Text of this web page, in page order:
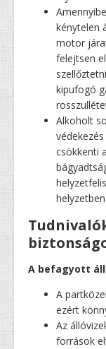
kénytelen
motor
felejtsen
kipufogó
Alkoholt
csökkenti
A befagyott
A
ezért
Az
források